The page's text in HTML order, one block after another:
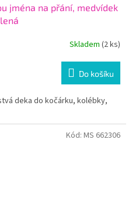
jména na přání, medvídek
Skladem (2 ks)
Do košíku
deka do kočárku, kolébky,
Kód: MS 662306